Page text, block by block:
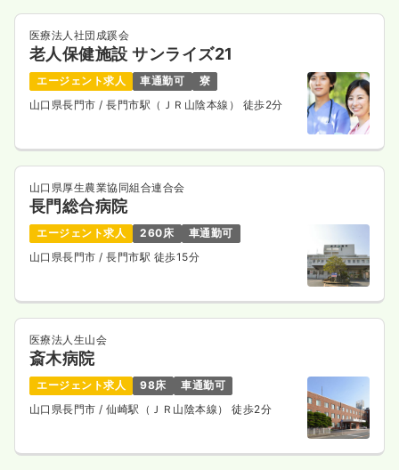
日勤のみ（パート）
給与 時給1,362円
時間 8:00～17:00
内視鏡正・准看護師 一般病院
日勤のみ（パート）
給与 時給 1,362
時間 8:00～12:30
土日祝休み
時給1,300円以上可
気になる 詳細を見る
医療法人社団成蹊会
老人保健施設 サンライズ21
エージェント求人 車通勤可
寮
山口県長門市 / 長門市駅（ＪＲ山陰本線） 徒歩2分
山口県厚生農業協同組合連合会
長門総合病院
エージェント求人 260床
車通勤可
山口県長門市 / 長門市駅 徒歩15分
医療法人生山会
斎木病院
エージェント求人 98床
車通勤可
山口県長門市 / 仙崎駅（ＪＲ山陰本線） 徒歩2分